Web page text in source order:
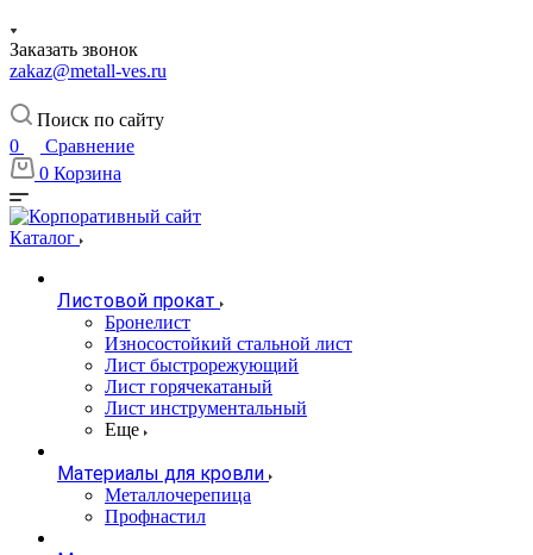
Заказать звонок
zakaz@metall-ves.ru
Поиск по сайту
0
Сравнение
0 Корзина
Каталог
Листовой прокат
Бронелист
Износостойкий стальной лист
Лист быстрорежующий
Лист горячекатаный
Лист инструментальный
Еще
Материалы для кровли
Металлочерепица
Профнастил